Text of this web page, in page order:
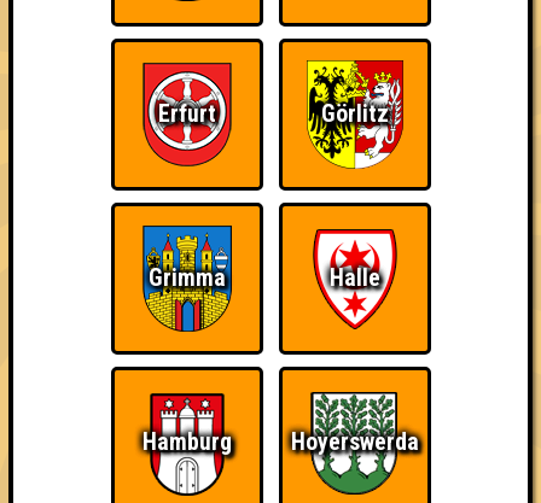
11.10.2016 von ohne Smartphone aufgeschmissen
24.10.2017
Seitensprung
Erfurt Görlitz
Grimma Halle
Hamburg Hoyerswerda